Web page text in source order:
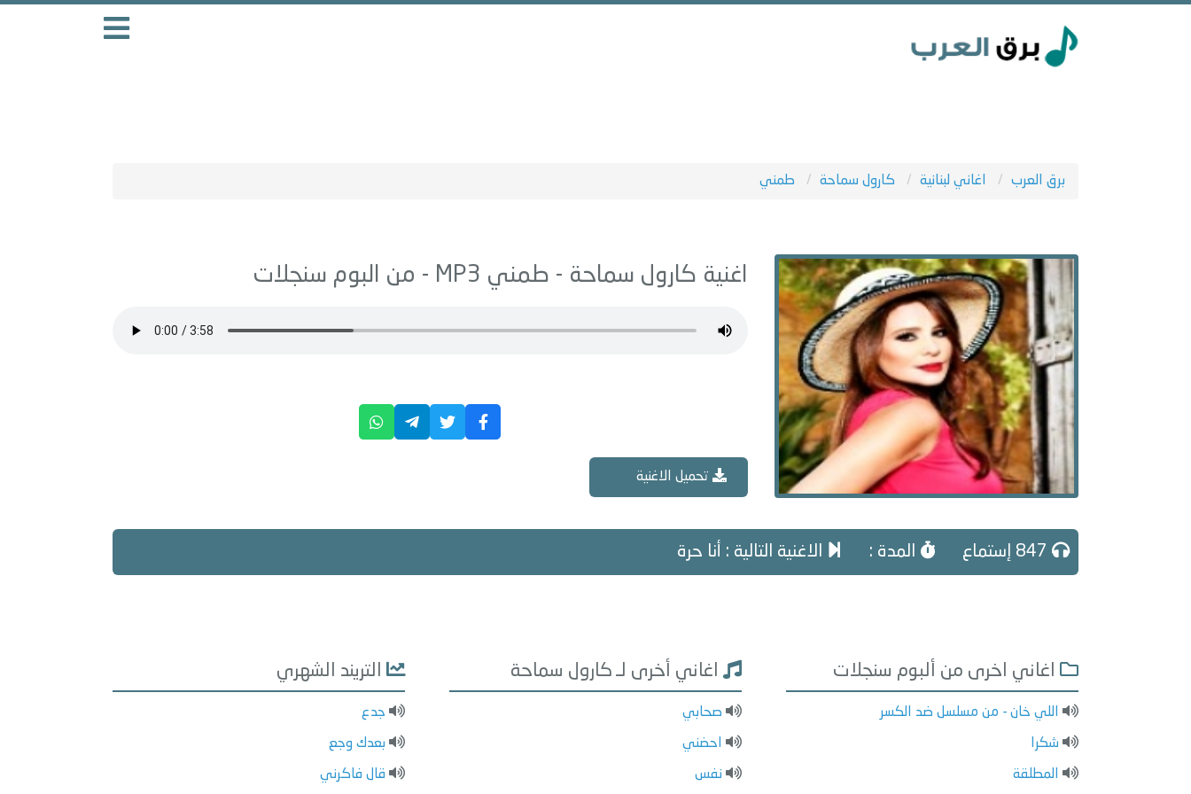
برق العرب اغاني لبنانية كارول سماحة طمني
اغنية كارول سماحة - طمني سنجلات
تحميل الاغنية
المدة : الاغنية التالية : أنا حرة
اغاني اخرى من ألبوم سنجلات
اللي خان - من مسلسل ضد الكسر
شكرا
المطلقة
اغاني أخرى لـ كارول سماحة
صحابي
احضني
نفس
التريند الشهري
جدع
بعدك وجع
قال فاكرني